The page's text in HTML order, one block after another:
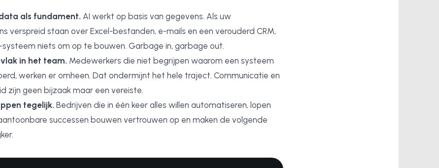
als fundament. AI werkt op basis van gegevens. Als uw
verspreid staan over Excel-bestanden, e-mails en een verouderd CRM,
niets om op te bouwen. Garbage in, garbage out.
in het team. Medewerkers die niet begrijpen waarom een systeem
werken er omheen. Dat ondermijnt het hele traject. Communicatie en
zijn geen bijzaak maar een vereiste.
tegelijk. Bedrijven die in één keer alles willen automatiseren, lopen
successen bouwen vertrouwen op en maken de volgende